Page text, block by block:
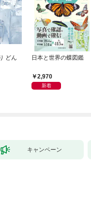
どん
日本と世界の蝶図鑑
2,970
新着
キャンペーン